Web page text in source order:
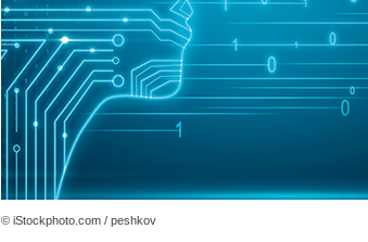
© iStockphoto.com / peshkov